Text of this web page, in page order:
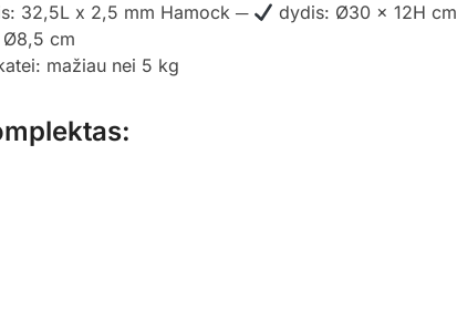
32,5L x 2,5 mm Hamock ─
dydis: Ø30 x 12H cm
cm
mažiau nei 5 kg